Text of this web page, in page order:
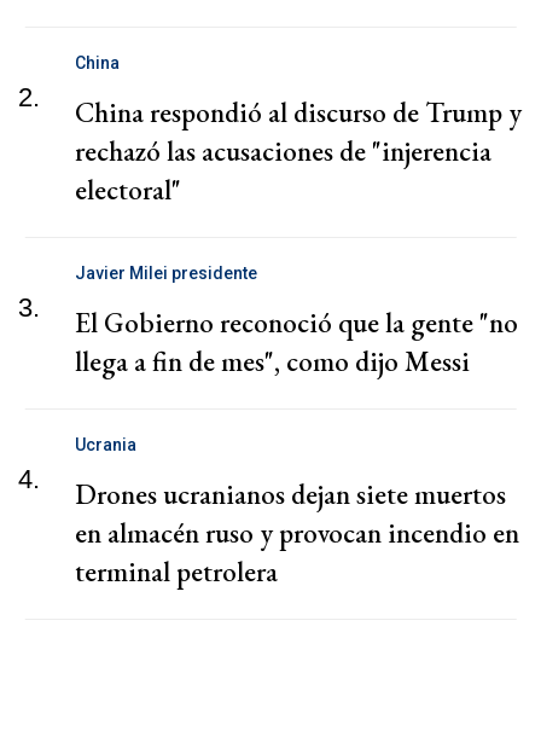
2.
China
China respondió al discurso de Trump y
rechazó las acusaciones de "injerencia
electoral"
3.
Javier Milei presidente
El Gobierno reconoció que la gente "no
llega a fin de mes", como dijo Messi
4.
Ucrania
Drones ucranianos dejan siete muertos
en almacén ruso y provocan incendio en
terminal petrolera